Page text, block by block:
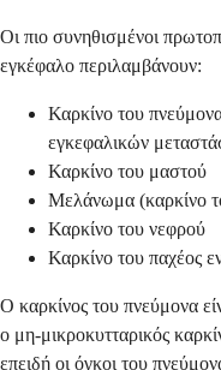
Οι πιο συνηθισμένοι
εγκέφαλο περιλαμβάνουν:
Καρκίνο του
εγκεφαλικών
Καρκίνο του μαστού
Μελάνωμα (καρκίνο
Καρκίνο του νεφρού
Καρκίνο του παχέος
Ο καρκίνος του πνεύμονα
ο μη-μικροκυτταρικός
επειδή οι όγκοι του